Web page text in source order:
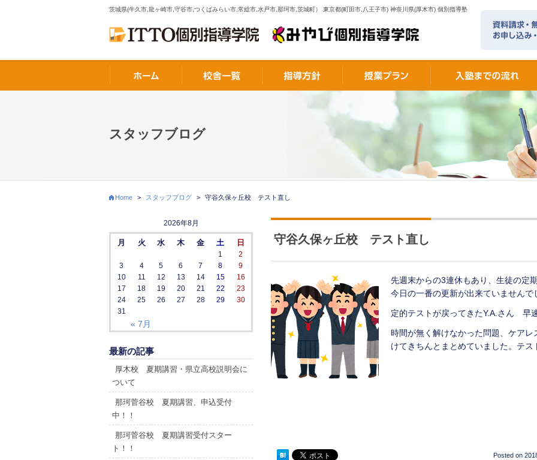
茨城県(牛久市,龍ヶ崎市,守谷市,つくばみらい市,常総市,水戸市,那珂市,茨城町） 東京都(町田市,八王子市) 神奈川県(厚木市) 個別指導塾
スタッフブログ
Home > スタッフブログ > 守谷久保ヶ丘校 テスト直し
守谷久保ヶ丘校 テスト直し
先週末からの3連休もあり、生徒の定
今日の一番の更新が出来ていませんで
定的テストが戻ってきたY.A.さん 早
時間が無く解けなかった問題、ケア
けてきちんとまとめていました。テ
Posted on
2026年8月
月 火 水 木 金 土 日
« 7月
1
2
3
4 5 6 7 8
9
10
11 12 13 14 15
16
17
18 19 20 21 22
23
24
25 26 27 28 29
30
31
最新の記事
厚木校 夏期講習・県立高校説明会に
ついて
那珂菅谷校 夏期講習、申込受付
中！！
那珂菅谷校 夏期講習受付スター
ト！！